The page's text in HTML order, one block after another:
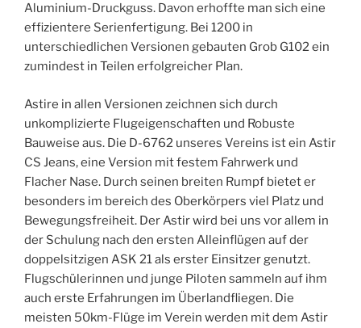
Aluminium-Druckguss. Davon erhoffte man sich eine
effizientere Serienfertigung. Bei 1200 in
unterschiedlichen Versionen gebauten Grob G102 ein
zumindest in Teilen erfolgreicher Plan.
Astire in allen Versionen zeichnen sich durch
unkomplizierte Flugeigenschaften und Robuste
Bauweise aus. Die D-6762 unseres Vereins ist ein Astir
CS Jeans, eine Version mit festem Fahrwerk und
Flacher Nase. Durch seinen breiten Rumpf bietet er
besonders im bereich des Oberkörpers viel Platz und
Bewegungsfreiheit. Der Astir wird bei uns vor allem in
der Schulung nach den ersten Alleinflügen auf der
doppelsitzigen ASK 21 als erster Einsitzer genutzt.
Flugschülerinnen und junge Piloten sammeln auf ihm
auch erste Erfahrungen im Überlandfliegen. Die
meisten 50km-Flüge im Verein werden mit dem Astir